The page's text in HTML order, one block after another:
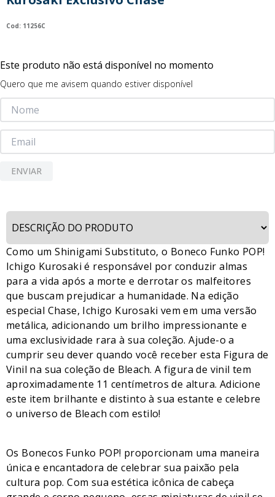
: 11256C
Este produto não está disponível no momento
Quero que me avisem quando estiver disponível
ENVIAR
Como um Shinigami Substituto, o Boneco Funko POP!
Ichigo Kurosaki é responsável por conduzir almas
para a vida após a morte e derrotar os malfeitores
que buscam prejudicar a humanidade. Na edição
especial Chase, Ichigo Kurosaki vem em uma versão
metálica, adicionando um brilho impressionante e
uma exclusividade rara à sua coleção. Ajude-o a
cumprir seu dever quando você receber esta Figura de
Vinil na sua coleção de Bleach. A figura de vinil tem
aproximadamente 11 centímetros de altura. Adicione
este item brilhante e distinto à sua estante e celebre
o universo de Bleach com estilo!
Os Bonecos Funko POP! proporcionam uma maneira
única e encantadora de celebrar sua paixão pela
cultura pop. Com sua estética icônica de cabeça